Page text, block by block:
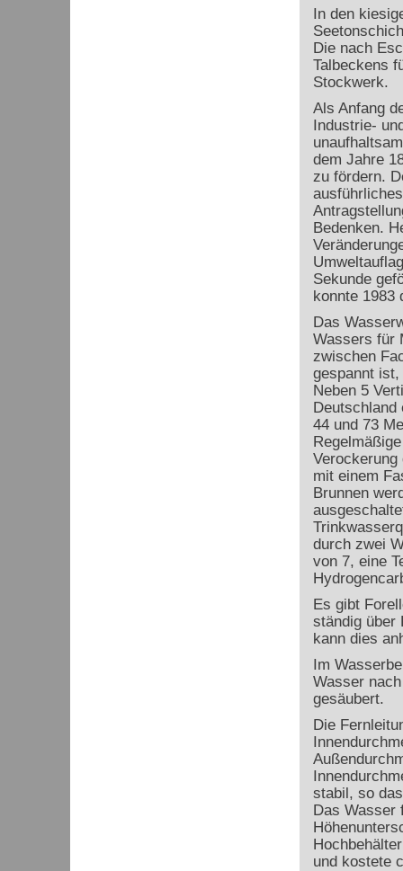
In den
Die nach
Talbeckens
Stockwerk.
Als Anfang
Industrie-
dem Jahre
zu fördern.
Bedenken.
Sekunde
konnte 1983
Das
Wassers für
zwischen
gespannt ist,
Neben 5
Deutschland
44 und 73
mit einem
Brunnen
durch zwei
von 7, eine
Es gibt
ständig über
kann dies
Im
Wasser
gesäubert.
Die
stabil, so
Das Wasser
und kostete